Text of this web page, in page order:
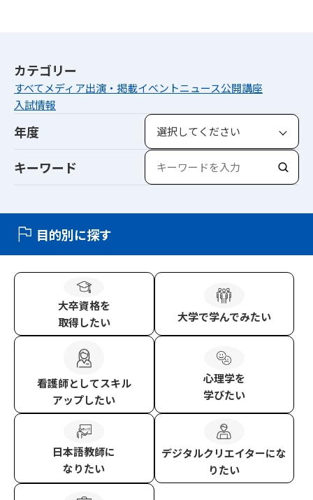
カテゴリー
すべてメディア出演・掲載イベントニュース公開講座
入試情報
年度
キーワード
検
目的別に探す
大卒資格を
取得したい
大学で学んでみたい
看護師としてスキル
アップしたい
心理学を
学びたい
日本語教師に
なりたい
デジタルクリエイターにな
りたい